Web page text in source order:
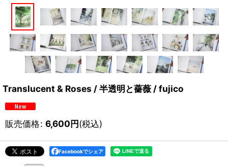
Translucent & Roses / 半透明と薔薇 / fujico
販売価格: 6,600円(税込)
Facebookでシェア